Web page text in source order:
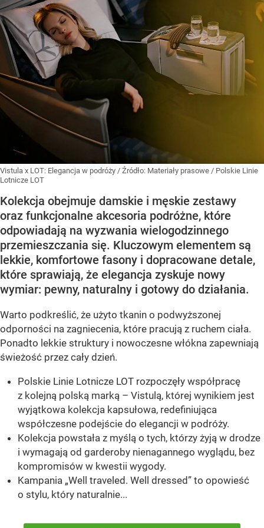
Vistula x LOT: Elegancja w podróży / Źródło: Materiały prasowe / Polskie Linie
Lotnicze LOT
Kolekcja obejmuje damskie i męskie zestawy
oraz funkcjonalne akcesoria podróżne, które
odpowiadają na wyzwania wielogodzinnego
przemieszczania się. Kluczowym elementem są
lekkie, komfortowe fasony i dopracowane detale,
które sprawiają, że elegancja zyskuje nowy
wymiar: pewny, naturalny i gotowy do działania.
Warto podkreślić, że użyto tkanin o podwyższonej
odporności na zagniecenia, które pracują z ruchem ciała.
Ponadto lekkie struktury i nowoczesne włókna zapewniają
świeżość przez cały dzień.
Polskie Linie Lotnicze LOT rozpoczęły współpracę
z kolejną polską marką – Vistulą, której wynikiem jest
wyjątkowa kolekcja kapsułowa, redefiniująca
współczesne podejście do elegancji w podróży.
Kolekcja powstała z myślą o tych, którzy żyją w drodze
i wymagają od garderoby nienagannego wyglądu, bez
kompromisów w kwestii wygody.
Kampania „Well traveled. Well dressed” to opowieść
o stylu, który naturalnie...